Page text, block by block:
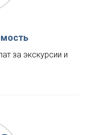
за экскурсии и